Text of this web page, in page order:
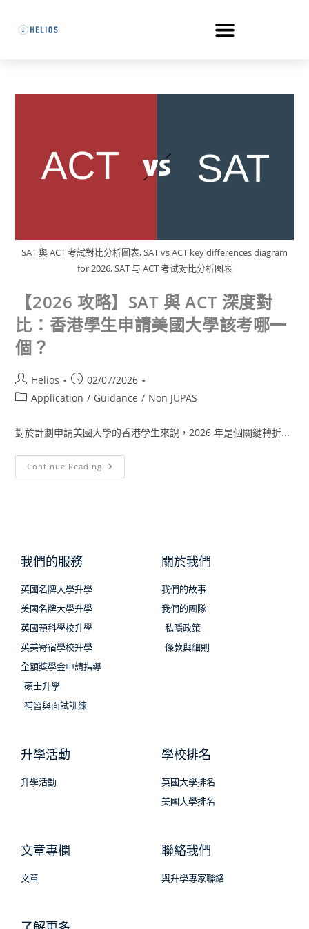
SAT 與 ACT 考試對比分析圖表, SAT vs ACT key differences diagram
for 2026, SAT 与 ACT 考试对比分析图表
【2026 攻略】SAT 與 ACT 深度對
比：香港學生申請美國大學該考哪一
個？
Helios
02/07/2026
Application / Guidance / Non JUPAS
對於計劃申請美國大學的香港學生來說，2026 年是個關鍵轉折...
Continue Reading
我們的服務
英國名牌大學升學
美國名牌大學升學
英國預科學校升學
英美寄宿學校升學
全額獎學金申請指導
碩士升學
補習與面試訓練
關於我們
我們的故事
我們的團隊
私隱政策
條款與細則
升學活動
升學活動
學校排名
英國大學排名
美國大學排名
文章專欄
文章
聯絡我們
與升學專家聯絡